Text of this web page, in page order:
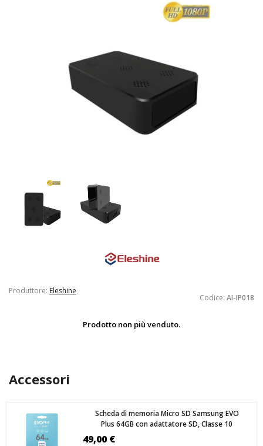
Produttore: Eleshine
Codice: AI-IP018
Prodotto non più venduto.
Accessori
Scheda di memoria Micro SD Samsung EVO
Plus 64GB con adattatore SD, Classe 10
49,00 €